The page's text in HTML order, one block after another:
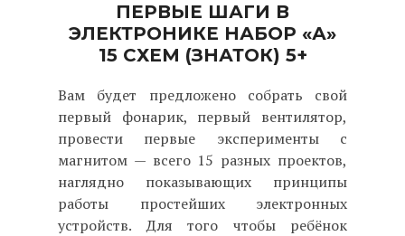
ПЕРВЫЕ ШАГИ В
ЭЛЕКТРОНИКЕ НАБОР «А»
15 СХЕМ (ЗНАТОК) 5+
Вам будет предложено собрать свой
первый фонарик, первый вентилятор,
провести первые эксперименты с
магнитом — всего 15 разных проектов,
наглядно показывающих принципы
работы простейших электронных
устройств. Для того чтобы ребёнок